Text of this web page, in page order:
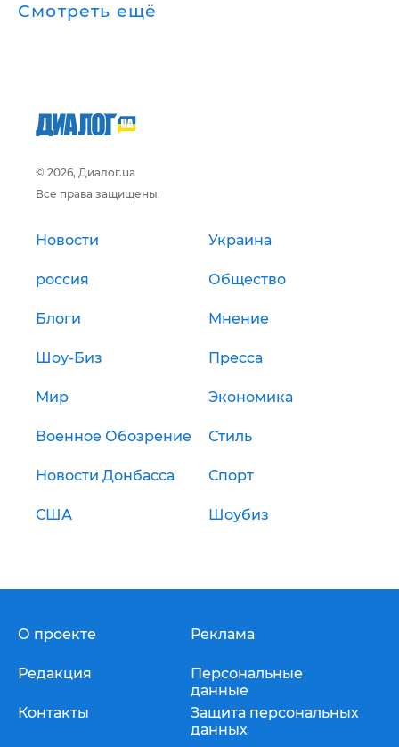
Смотреть ещё
© 2026, Диалог.ua
Все права защищены.
Новости Украина
россия Общество
Блоги Мнение
Шоу-Биз Пресса
Мир Экономика
Военное Обозрение Стиль
Новости Донбасса Спорт
США Шоубиз
О проекте
Редакция
Контакты
Реклама
Персональные
данные
Защита персональных
данных